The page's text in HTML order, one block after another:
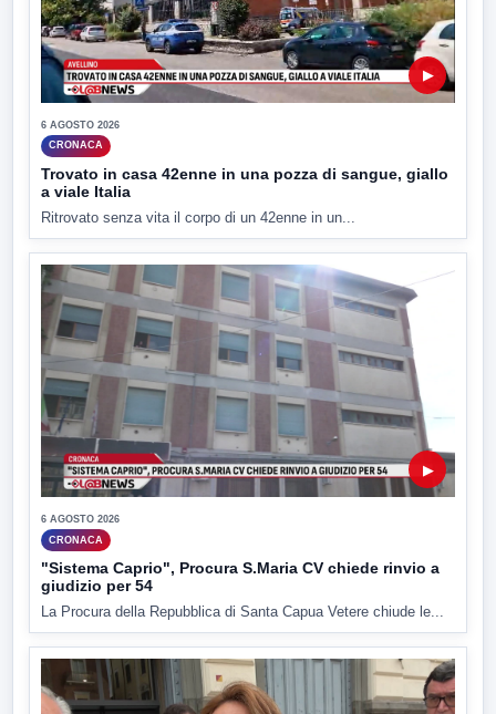
▶
6 AGOSTO 2026
CRONACA
Trovato in casa 42enne in una pozza di sangue, giallo
a viale Italia
Ritrovato senza vita il corpo di un 42enne in un...
▶
6 AGOSTO 2026
CRONACA
"Sistema Caprio", Procura S.Maria CV chiede rinvio a
giudizio per 54
La Procura della Repubblica di Santa Capua Vetere chiude le...